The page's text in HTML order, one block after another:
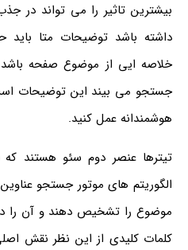
بیشترین تاثیر را می تواند در
داشته باشد توضیحات متا
خلاصه ایی از موضوع صفحه باشد
جستجو می بیند این توضیحات
هوشمندانه عمل کنید.
تیترها عنصر دوم سئو هستند که
الگوریتم­ های موتور جستجو
موضوع را تشخیص دهند و آن را
کلمات کلیدی از این نظر نقش